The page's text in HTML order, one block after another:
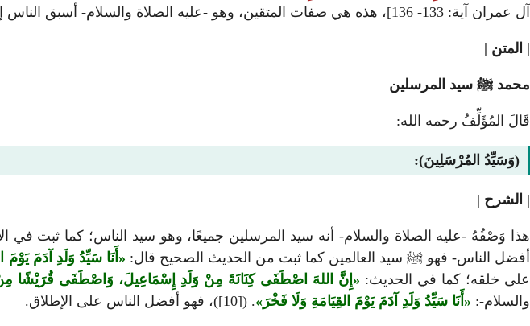
آل عمران آية: 133- 136]، هذه هي صفات المتقين، وهو -عليه الصلاة والسلام- أسبق الناس إلى هذه الصفات إلى يوم القيامة.
| المتن |
محمد ﷺ سيد المرسلين
قَالَ المُؤَلِّفُ رحمه الله:
(وَسَيِّدُ المُرْسَلِينَ):
| الشرح |
هذا وَصْفُهُ -عليه الصلاة والسلام- أنه سيد المرسلين جميعًا، وهو سيد الناس؛ كما ثبت في
أفضل الناس- فهو ﷺ سيد العالمين كما ثبت من الحديث الصحيح قال:
أَنَا سَيِّدُ وَلَدِ آدَمَ
على خلقه؛ كما في الحديث:
إِنَّ اللهَ اصْطَفَى كِنَانَةَ مِنْ وَلَدِ إِسْمَاعِيلَ، وَاصْطَفَى
والسلام-:
أَنَا سَيِّدُ وَلَدِ آدَمَ يَوْمَ القِيَامَةِ وَلَا فَخْرَ . ([10])، فهو أفضل الناس على الإطلاق.